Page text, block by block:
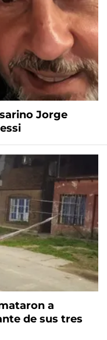
Jorge
a
de sus tres